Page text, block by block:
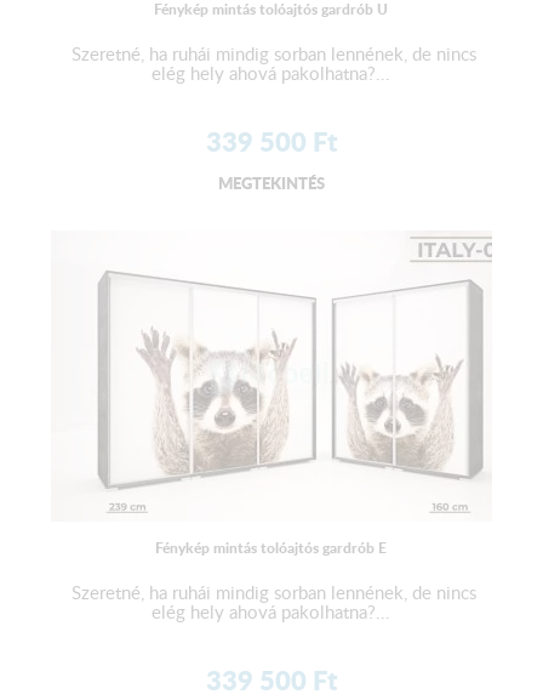
Fénykép mintás tolóajtós gardrób U
Szeretné, ha ruhái mindig sorban lennének, de nincs
elég hely ahová pakolhatna?...
339 500 Ft
MEGTEKINTÉS
Fénykép mintás tolóajtós gardrób E
Szeretné, ha ruhái mindig sorban lennének, de nincs
elég hely ahová pakolhatna?...
339 500 Ft